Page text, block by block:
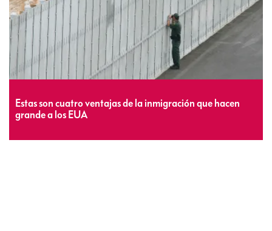
Estas son cuatro ventajas de la inmigración que hacen
grande a los EUA